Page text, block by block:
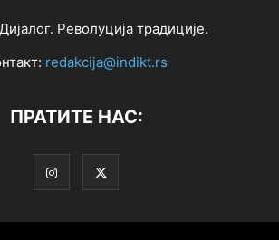
Револуција традиције.
redakcija@indikt.rs
ПРАТИТЕ НАС: